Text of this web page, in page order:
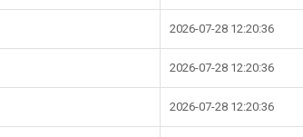
2026-07-28 12:20:36
2026-07-28 12:20:36
2026-07-28 12:20:36